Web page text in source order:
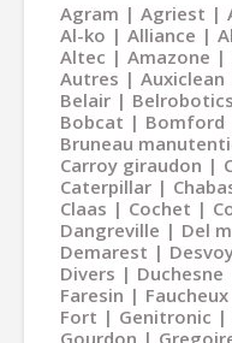
Agram Agriest
Al-ko
Alliance
Altec
Amazone
Autres
Auxiclean
Belair
Belrobotics
Bobcat
Bomford
Bruneau
Carroy giraudon
Caterpillar
Claas
Cochet
Dangreville
Del
Demarest
Divers
Duchesne
Faresin
Faucheux
Fort
Genitronic
Gourdon